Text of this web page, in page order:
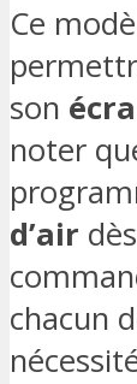
Ce
son
noter
d’air
chacun